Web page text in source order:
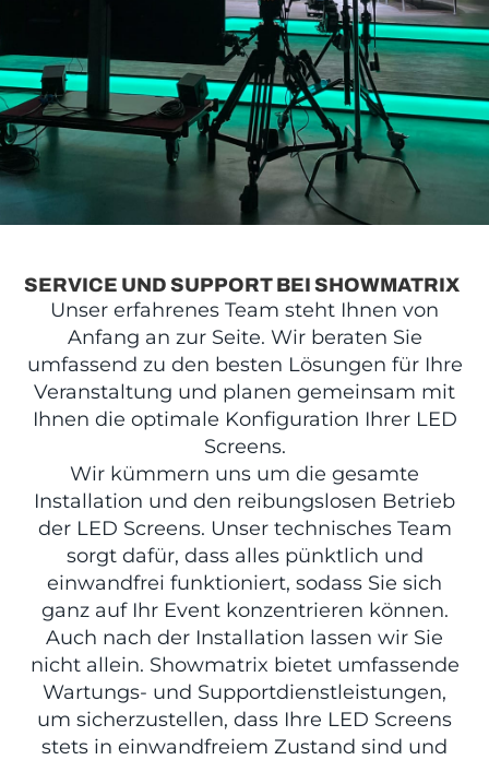
SERVICE UND SUPPORT BEI SHOWMATRIX
Unser erfahrenes Team steht Ihnen von
Anfang an zur Seite. Wir beraten Sie
umfassend zu den besten Lösungen für Ihre
Veranstaltung und planen gemeinsam mit
Ihnen die optimale Konfiguration Ihrer LED
Screens.
Wir kümmern uns um die gesamte
Installation und den reibungslosen Betrieb
der LED Screens. Unser technisches Team
sorgt dafür, dass alles pünktlich und
einwandfrei funktioniert, sodass Sie sich
ganz auf Ihr Event konzentrieren können.
Auch nach der Installation lassen wir Sie
nicht allein. Showmatrix bietet umfassende
Wartungs- und Supportdienstleistungen,
um sicherzustellen, dass Ihre LED Screens
stets in einwandfreiem Zustand sind und